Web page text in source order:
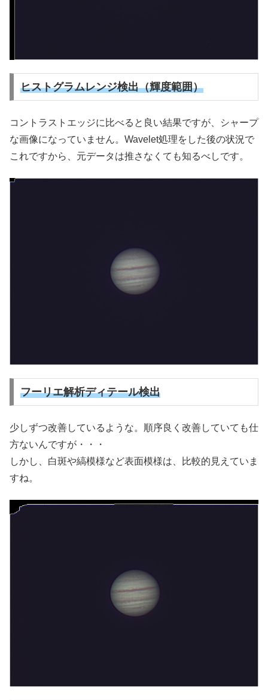
ヒストグラムレンジ検出（輝度範囲）
コントラストエッジに比べると良い結果ですが、シャープ
な画像になっていません。Wavelet処理をした後の状況で
これですから、元データは推さなくても知るべしです。
フーリエ解析ディテール検出
少しずつ改善しているような。順序良く改善していても仕
方ないんですが・・・
しかし、白斑や縞模様など表面模様は、比較的見えていま
すね。